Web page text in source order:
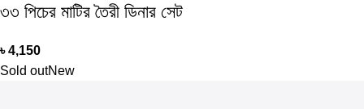
৩৩ পিচের মাটির তৈরী ডিনার সেট
৳4,150
Sold outNew